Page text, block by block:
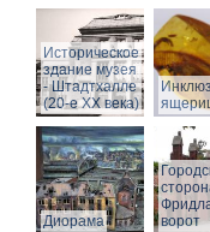
Историческое
здание музея
- Штадтхалле
(20-е XX века)
Инклюз
Диорама
ворот